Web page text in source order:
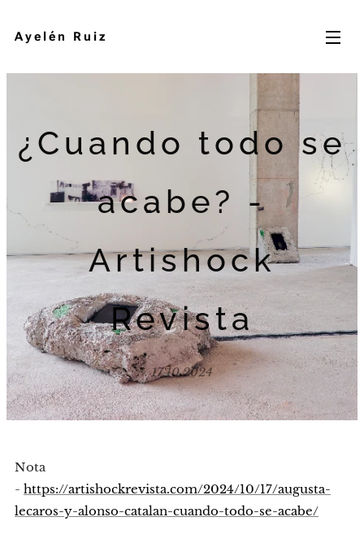
Ayelén Ruiz
¿Cuando todo se
acabe? -
Artishock
Revista
17.10.2024
Nota
- https://artishockrevista.com/2024/10/17/augusta-
lecaros-y-alonso-catalan-cuando-todo-se-acabe/